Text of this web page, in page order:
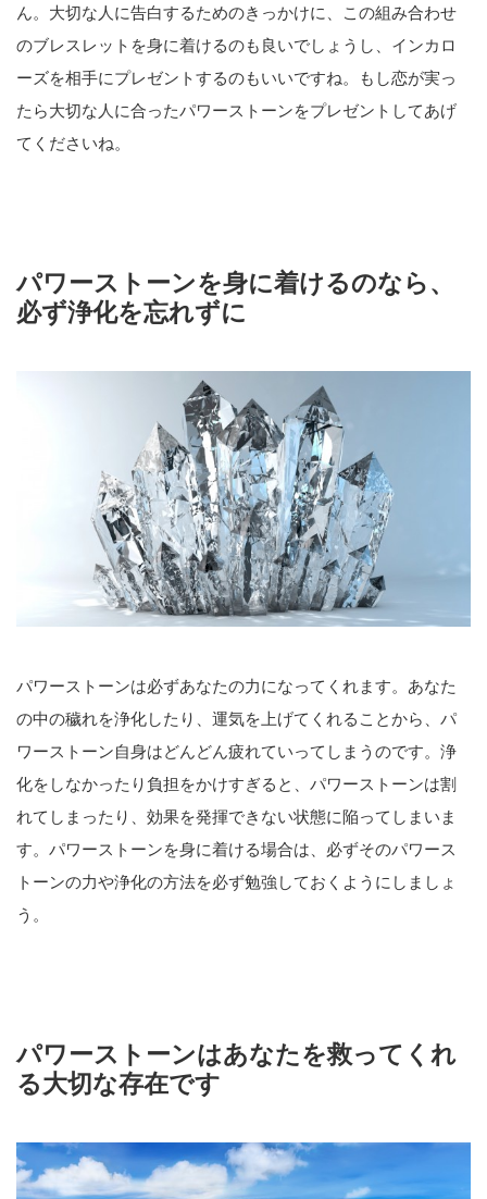
ん。大切な人に告白するためのきっかけに、この組み合わせ
のブレスレットを身に着けるのも良いでしょうし、インカロ
ーズを相手にプレゼントするのもいいですね。もし恋が実っ
たら大切な人に合ったパワーストーンをプレゼントしてあげ
てくださいね。
パワーストーンを身に着けるのなら、
必ず浄化を忘れずに
パワーストーンは必ずあなたの力になってくれます。あなた
の中の穢れを浄化したり、運気を上げてくれることから、パ
ワーストーン自身はどんどん疲れていってしまうのです。浄
化をしなかったり負担をかけすぎると、パワーストーンは割
れてしまったり、効果を発揮できない状態に陥ってしまいま
す。パワーストーンを身に着ける場合は、必ずそのパワース
トーンの力や浄化の方法を必ず勉強しておくようにしましょ
う。
パワーストーンはあなたを救ってくれ
る大切な存在です